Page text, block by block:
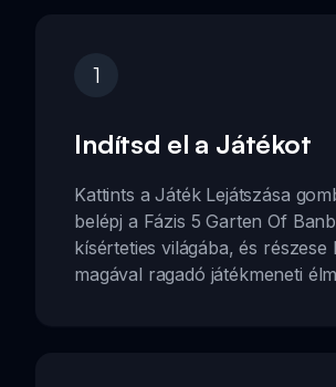
1
Indítsd el a Játékot
Kattints a Játék Lejátszása
belépj a Fázis 5 Garten Of
kísérteties világába, és részese
magával ragadó játékmeneti